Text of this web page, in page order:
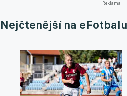
Reklama
Nejčtenější na eFotbalu